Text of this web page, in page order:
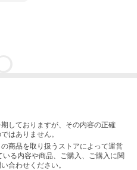
しておりますが、その内容の正確
はありません。
の商品を取り扱うストアによって運営
いる内容や商品、ご購入 、ご購入に関
合わせください。